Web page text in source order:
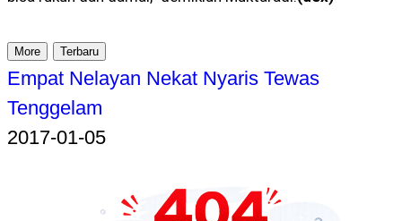
More Terbaru
Empat Nelayan Nekat Nyaris Tewas
Tenggelam
2017-01-05